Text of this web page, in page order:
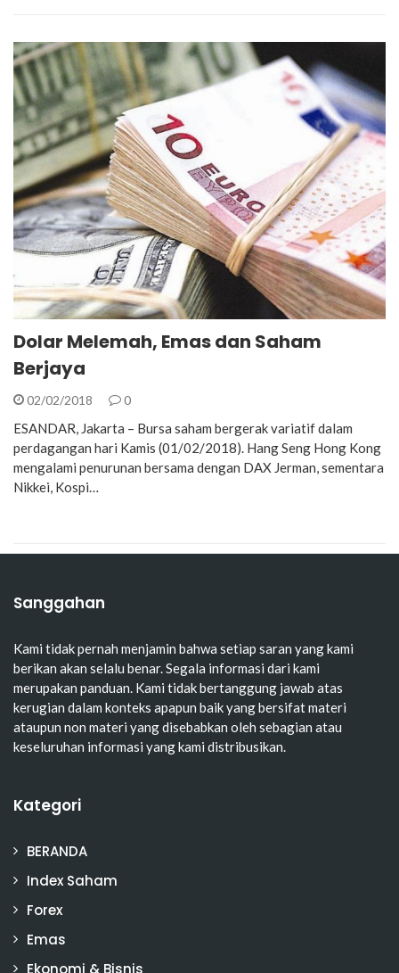
Dolar Melemah, Emas dan Saham
Berjaya
02/02/2018 0
ESANDAR, Jakarta – Bursa saham bergerak variatif dalam
perdagangan hari Kamis (01/02/2018). Hang Seng Hong Kong
mengalami penurunan bersama dengan DAX Jerman, sementara
Nikkei, Kospi…
Sanggahan
Kami tidak pernah menjamin bahwa setiap saran yang kami
berikan akan selalu benar. Segala informasi dari kami
merupakan panduan. Kami tidak bertanggung jawab atas
kerugian dalam konteks apapun baik yang bersifat materi
ataupun non materi yang disebabkan oleh sebagian atau
keseluruhan informasi yang kami distribusikan.
Kategori
BERANDA
Index Saham
Forex
Emas
Ekonomi & Bisnis